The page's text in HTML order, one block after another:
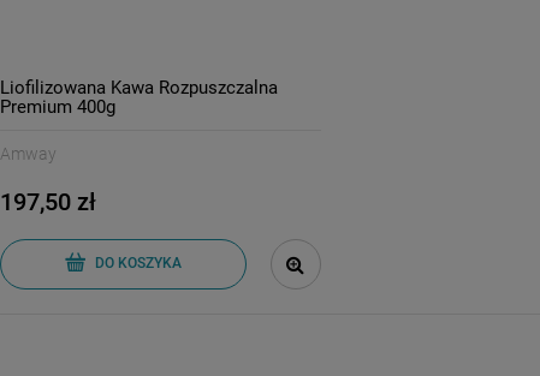
Liofilizowana Kawa Rozpuszczalna
Premium 400g
Amway
197,50 zł
DO KOSZYKA